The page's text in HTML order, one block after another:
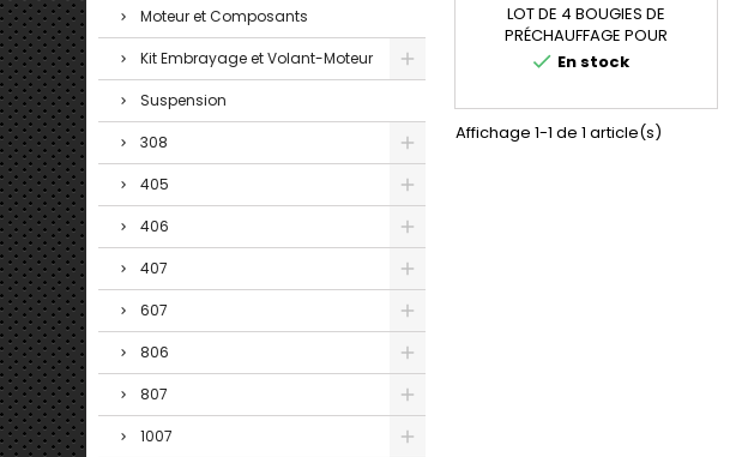
Moteur et Composants
Kit Embrayage et Volant-Moteur
Suspension
308
405
406
407
607
806
807
1007
LOT DE 4 BOUGIES DE
PRÉCHAUFFAGE POUR
PEUGEOT HDI 2.0L.
check En stock
Affichage 1-1 de 1 article(s)